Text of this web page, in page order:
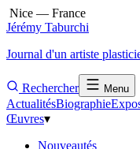
Nice — France
Jérémy Taburchi
Journal d'un artiste
Rechercher Menu
ActualitésBiographie
Œuvres▾
Nouveautés